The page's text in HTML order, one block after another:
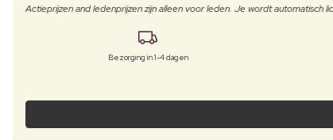
Actieprijzen and ledenprijzen zijn alleen voor leden. Je wordt automatisch
Bezorging in 1-4 dagen